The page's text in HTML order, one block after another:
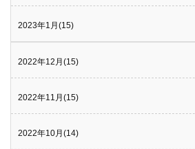
2023年1月(15)
2022年12月(15)
2022年11月(15)
2022年10月(14)